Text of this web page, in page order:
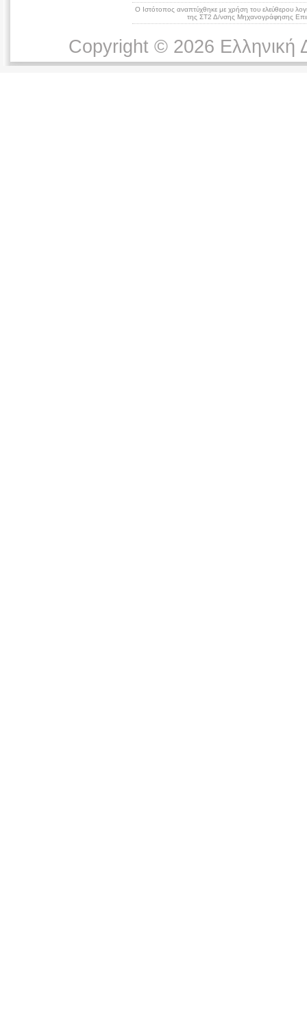
Ο Ιστότοπος αναπτύχθηκε με χρήση του ελεύθερου
της ΣΤ2 Δ/νσης Μηχανογράφησης
Copyright © 2026